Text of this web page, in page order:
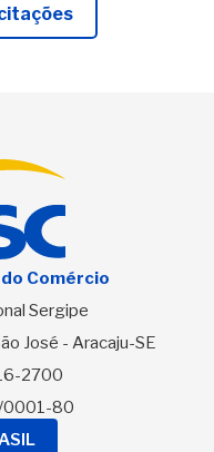
Comércio
Sergipe
José - Aracaju-SE
2700
0001-80